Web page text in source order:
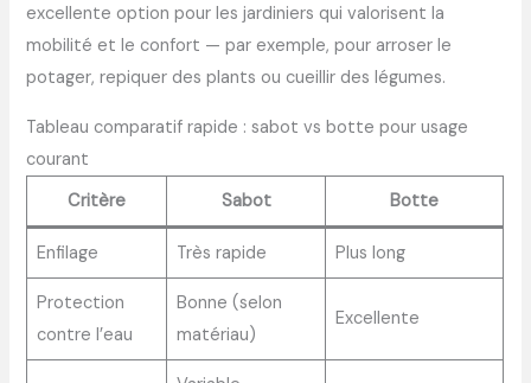
excellente option pour les jardiniers qui valorisent la
mobilité et le confort — par exemple, pour arroser le
potager, repiquer des plants ou cueillir des légumes.
Tableau comparatif rapide : sabot vs botte pour usage
courant
Critère
Sabot Botte
Enfilage Très rapide Plus long
Protection
contre l’eau
Bonne (selon
matériau)
Excellente